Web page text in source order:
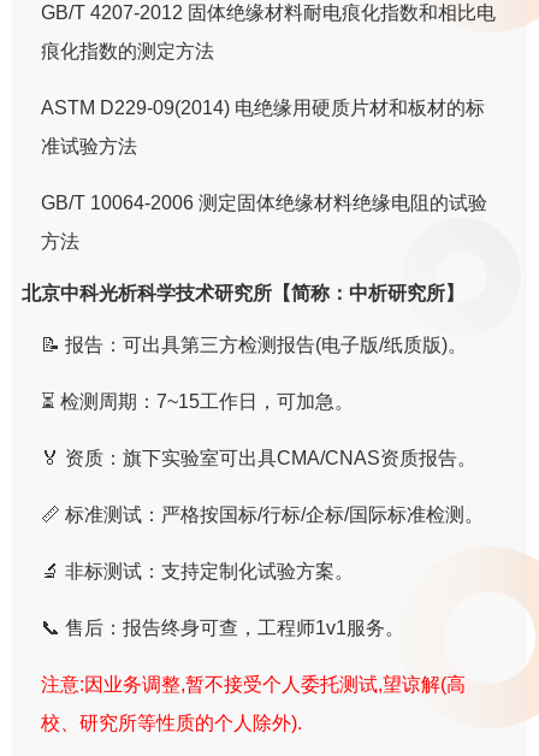
GB/T 4207-2012 固体绝缘材料耐电痕化指数和相比电
痕化指数的测定方法
ASTM D229-09(2014) 电绝缘用硬质片材和板材的标
准试验方法
GB/T 10064-2006 测定固体绝缘材料绝缘电阻的试验
方法
北京中科光析科学技术研究所【简称：中析研究所】
📝 报告：可出具第三方检测报告(电子版/纸质版)。
⏳ 检测周期：7~15工作日，可加急。
🏅 资质：旗下实验室可出具CMA/CNAS资质报告。
📏 标准测试：严格按国标/行标/企标/国际标准检测。
🔬 非标测试：支持定制化试验方案。
📞 售后：报告终身可查，工程师1v1服务。
注意:因业务调整,暂不接受个人委托测试,望谅解(高
校、研究所等性质的个人除外).